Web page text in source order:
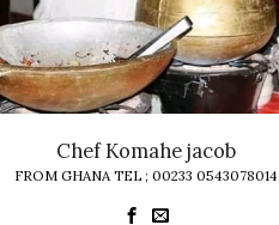
Chef Komahe jacob
FROM GHANA TEL ; 00233 0543078014